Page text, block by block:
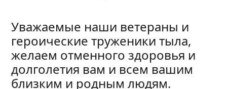
Уважаемые наши ветераны и
героические труженики тыла,
желаем отменного здоровья и
долголетия вам и всем вашим
близким и родным людям.